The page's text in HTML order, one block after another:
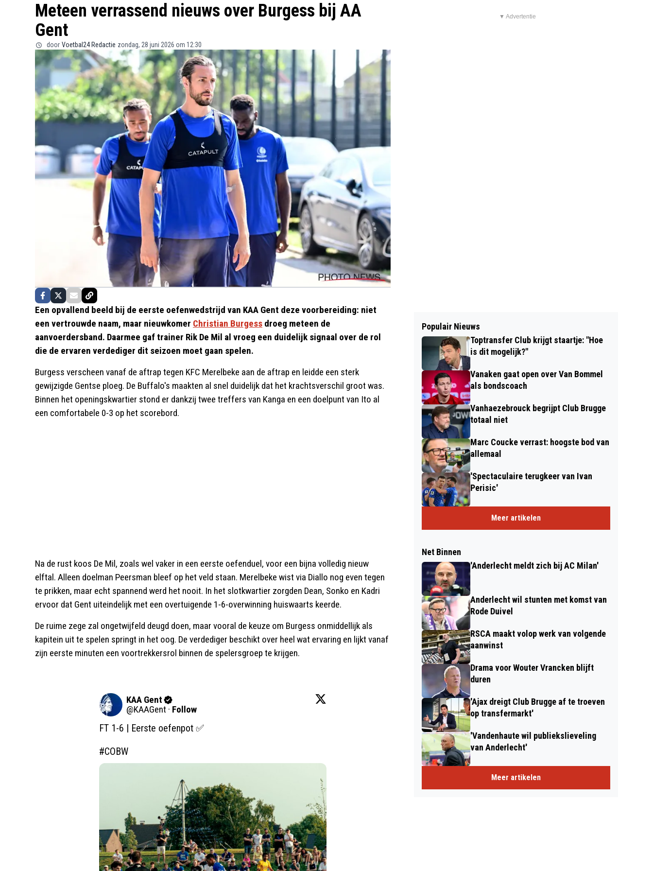
Meteen verrassend nieuws over Burgess bij AA
Gent
door Voetbal24 Redactie zondag, 28 juni 2026 om 12:30
Een opvallend beeld bij de eerste oefenwedstrijd van KAA Gent deze voorbereiding: niet
een vertrouwde naam, maar nieuwkomer Christian Burgess droeg meteen de
aanvoerdersband. Daarmee gaf trainer Rik De Mil al vroeg een duidelijk signaal over de rol
die de ervaren verdediger dit seizoen moet gaan spelen.
Burgess verscheen vanaf de aftrap tegen KFC Merelbeke aan de aftrap en leidde een sterk
gewijzigde Gentse ploeg. De Buffalo's maakten al snel duidelijk dat het krachtsverschil groot was.
Binnen het openingskwartier stond er dankzij twee treffers van Kanga en een doelpunt van Ito al
een comfortabele 0-3 op het scorebord.
Na de rust koos De Mil, zoals wel vaker in een eerste oefenduel, voor een bijna volledig nieuw
elftal. Alleen doelman Peersman bleef op het veld staan. Merelbeke wist via Diallo nog even tegen
te prikken, maar echt spannend werd het nooit. In het slotkwartier zorgden Dean, Sonko en Kadri
ervoor dat Gent uiteindelijk met een overtuigende 1-6-overwinning huiswaarts keerde.
De ruime zege zal ongetwijfeld deugd doen, maar vooral de keuze om Burgess onmiddellijk als
kapitein uit te spelen springt in het oog. De verdediger beschikt over heel wat ervaring en lijkt vanaf
zijn eerste minuten een voortrekkersrol binnen de spelersgroep te krijgen.
KAA Gent
@KAAGent · Follow
FT 1-6 | Eerste oefenpot ✅
#COBW
▼ Advertentie
Populair Nieuws
Toptransfer Club krijgt staartje: "Hoe
is dit mogelijk?"
Vanaken gaat open over Van Bommel
als bondscoach
Vanhaezebrouck begrijpt Club Brugge
totaal niet
Marc Coucke verrast: hoogste bod van
allemaal
'Spectaculaire terugkeer van Ivan
Perisic'
Meer artikelen
Net Binnen
'Anderlecht meldt zich bij AC Milan'
Anderlecht wil stunten met komst van
Rode Duivel
RSCA maakt volop werk van volgende
aanwinst
Drama voor Wouter Vrancken blijft
duren
'Ajax dreigt Club Brugge af te troeven
op transfermarkt'
'Vandenhaute wil publiekslieveling
van Anderlecht'
Meer artikelen